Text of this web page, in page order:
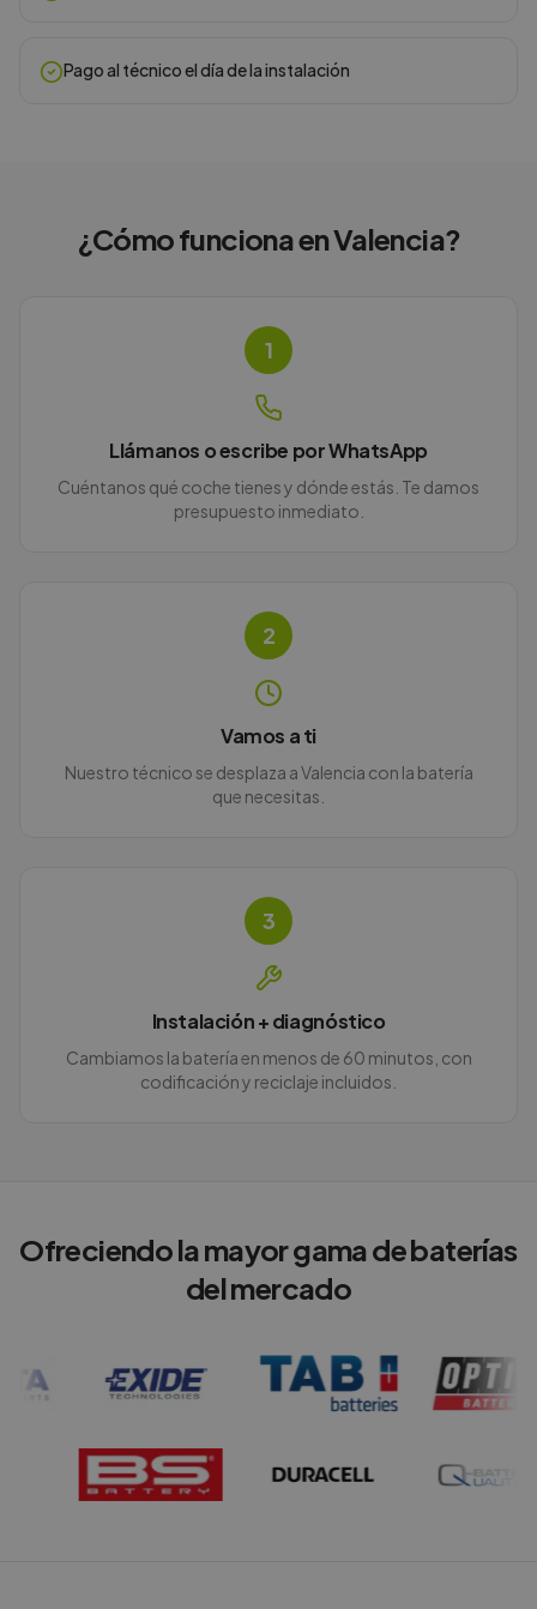
Pago al técnico el día de la instalación
¿Cómo funciona enValencia?
1
Llámanos o escribe por WhatsApp
Cuéntanos qué coche tienes y dónde estás. Te damos
presupuesto inmediato.
2
Vamos a ti
Nuestro técnico se desplaza a Valencia con la batería
que necesitas.
3
Instalación + diagnóstico
Cambiamos la batería en menos de 60 minutos, con
codificación y reciclaje incluidos.
Ofreciendo la mayor gama de baterías
del mercado